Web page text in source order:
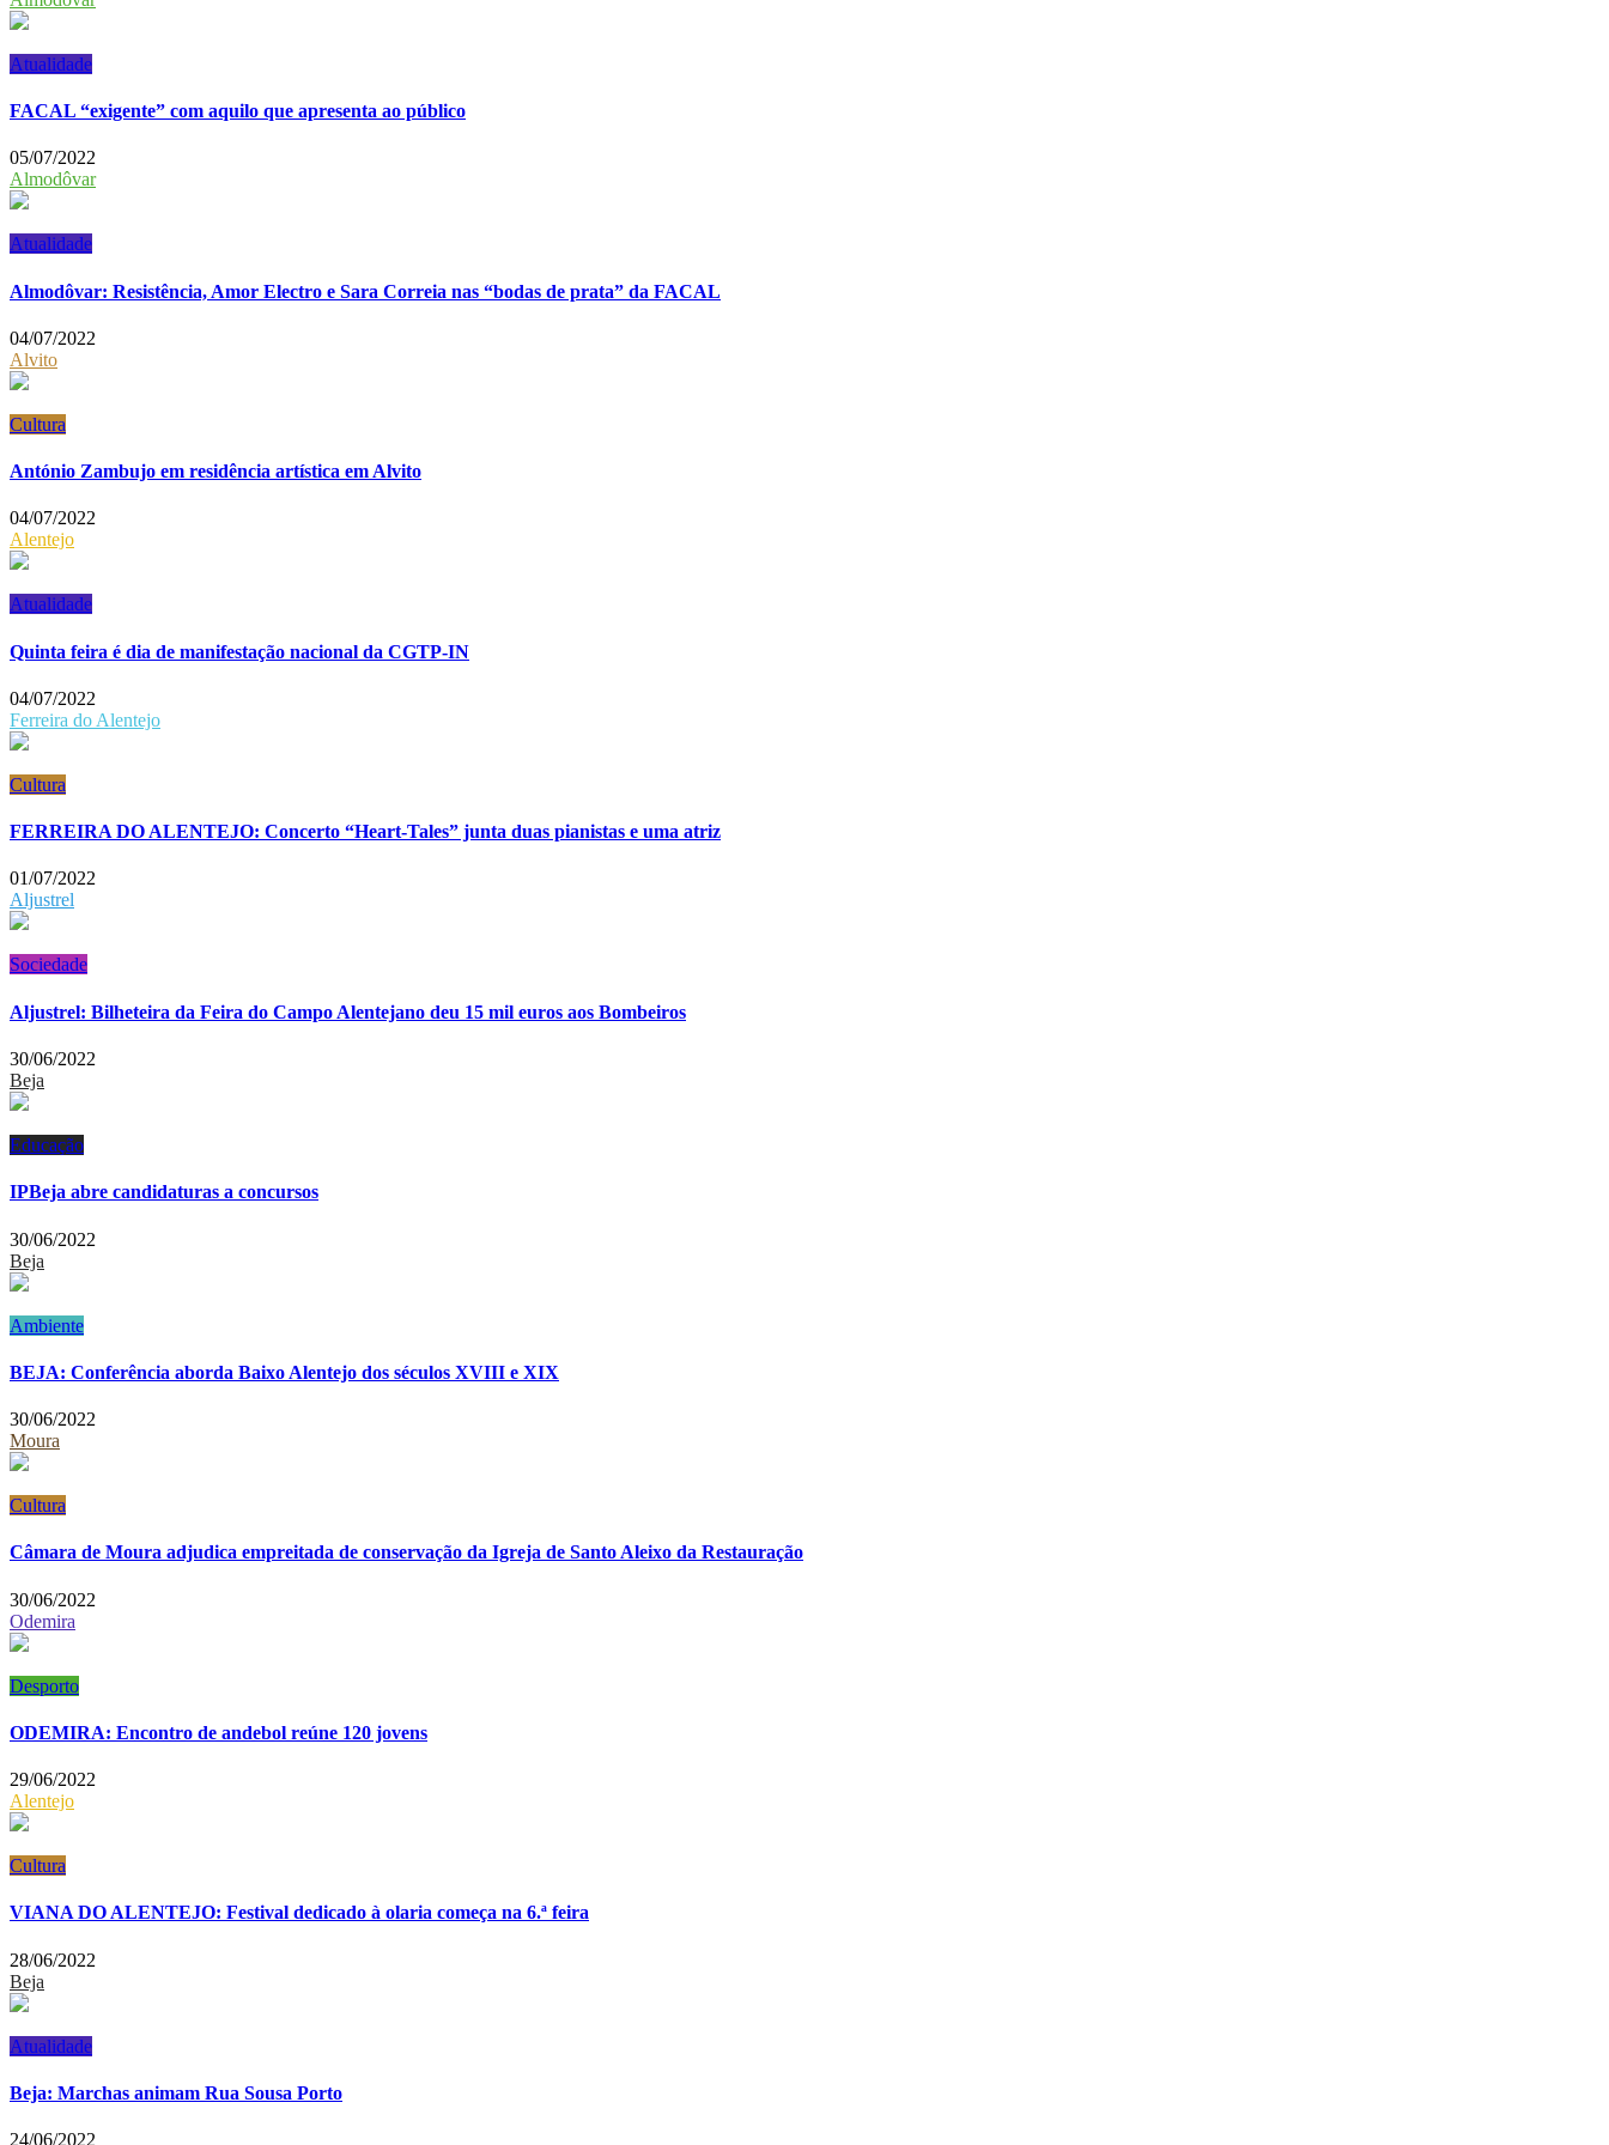
Atualidade
FACAL “exigente” com aquilo que apresenta ao público
05/07/2022
Almodôvar
Atualidade
Almodôvar: Resistência, Amor Electro e Sara Correia nas “bodas de prata” da FACAL
04/07/2022
Alvito
Cultura
António Zambujo em residência artística em Alvito
04/07/2022
Alentejo
Atualidade
Quinta feira é dia de manifestação nacional da CGTP-IN
04/07/2022
Ferreira do Alentejo
Cultura
FERREIRA DO ALENTEJO: Concerto “Heart-Tales” junta duas pianistas e uma atriz
01/07/2022
Aljustrel
Sociedade
Aljustrel: Bilheteira da Feira do Campo Alentejano deu 15 mil euros aos Bombeiros
30/06/2022
Beja
Educação
IPBeja abre candidaturas a concursos
30/06/2022
Beja
Ambiente
BEJA: Conferência aborda Baixo Alentejo dos séculos XVIII e XIX
30/06/2022
Moura
Cultura
Câmara de Moura adjudica empreitada de conservação da Igreja de Santo Aleixo da Restauração
30/06/2022
Odemira
Desporto
ODEMIRA: Encontro de andebol reúne 120 jovens
29/06/2022
Alentejo
Cultura
VIANA DO ALENTEJO: Festival dedicado à olaria começa na 6.ª feira
28/06/2022
Beja
Atualidade
Beja: Marchas animam Rua Sousa Porto
24/06/2022